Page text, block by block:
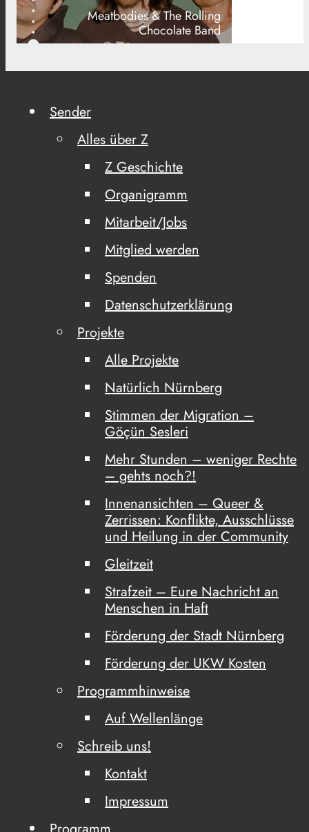
Meatbodies & The Rolling
Chocolate Band
Sender
Alles über Z
Z Geschichte
Organigramm
Mitarbeit/Jobs
Mitglied werden
Spenden
Datenschutzerklärung
Projekte
Alle Projekte
Natürlich Nürnberg
Stimmen der Migration –
Göçün Sesleri
Mehr Stunden – weniger Rechte
– gehts noch?!
Innenansichten – Queer &
Zerrissen: Konflikte, Ausschlüsse
und Heilung in der Community
Gleitzeit
Strafzeit – Eure Nachricht an
Menschen in Haft
Förderung der Stadt Nürnberg
Förderung der UKW Kosten
Programmhinweise
Auf Wellenlänge
Schreib uns!
Kontakt
Impressum